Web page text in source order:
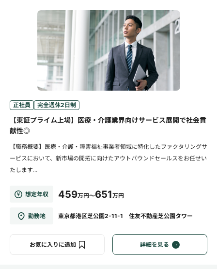
正社員 完全週休2日制
【東証プライム上場】医療・介護業界向けサービス展開で社会貢
献性◎
【職務概要】医療・介護・障害福祉事業者領域に特化したファクタリングサ
ービスにおいて、新市場の開拓に向けたアウトバウンドセールスをお任せい
たします...
想定年収 459万円～651万円
勤務地 東京都港区芝公園2-11-1 住友不動産芝公園タワー
お気に入りに追加 詳細を見る